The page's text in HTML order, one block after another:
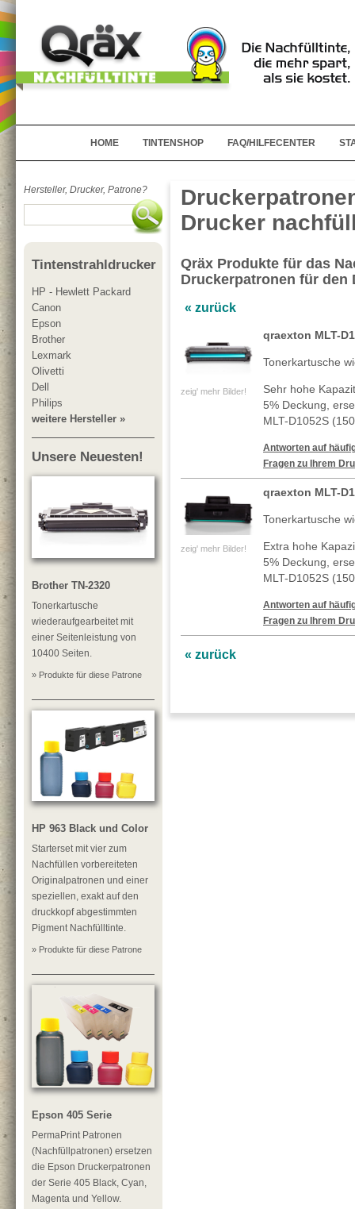
HOME TINTENSHOP FAQ/HILFECENTER
Hersteller, Drucker, Patrone?
Tintenstrahldrucker
HP - Hewlett Packard
Canon
Epson
Brother
Lexmark
Olivetti
Dell
Philips
weitere Hersteller »
Unsere Neuesten!
Brother TN-2320
Tonerkartusche
wiederaufgearbeitet mit
einer Seitenleistung von
10400 Seiten.
» Produkte für diese Patrone
HP 963 Black und Color
Starterset mit vier zum
Nachfüllen vorbereiteten
Originalpatronen und einer
speziellen, exakt auf den
druckkopf abgestimmten
Pigment Nachfülltinte.
» Produkte für diese Patrone
Epson 405 Serie
PermaPrint Patronen
(Nachfüllpatronen) ersetzen
die Epson Druckerpatronen
der Serie 405 Black, Cyan,
Magenta und Yellow.
Drucker
Qräx Produkte für das
Druckerpatronen für den
« zurück
zeig' mehr Bilder!
qraexton MLT-
Tonerkartusche
Sehr hohe
5% Deckung,
MLT-D1052S
Antworten auf
Fragen zu Ihrem
zeig' mehr Bilder!
qraexton MLT-
Tonerkartusche
Extra hohe
5% Deckung,
MLT-D1052S
Antworten auf
Fragen zu Ihrem
« zurück